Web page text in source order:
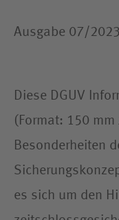
Ausgabe 07/2023
Diese DGUV
(Format: 150
Besonderheiten
es sich um den